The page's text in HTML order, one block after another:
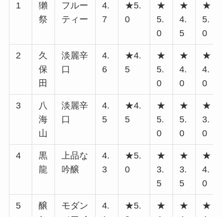
1
獺
祭
フルー
ティー
4.
7
★5.
0
★
5.
0
★
4.
5
★
5.
0
2
久
保
田
淡麗辛
口
4.
6
★4.
5
★
5.
0
★
4.
0
★
4.
0
3
八
海
山
淡麗辛
口
4.
5
★4.
5
★
5.
0
★
5.
0
★
3.
0
4
黒
龍
上品な
吟醸
4.
3
★5.
0
★
3.
5
★
3.
5
★
4.
0
5
醸
モダン
4.
★5.
★
★
★